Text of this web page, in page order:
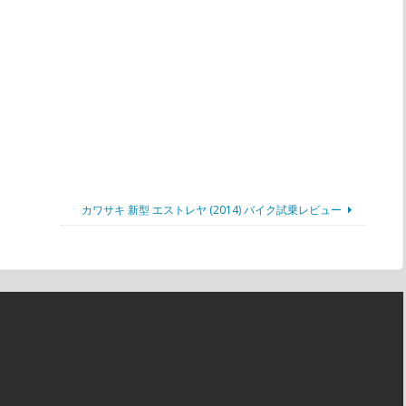
カワサキ 新型 エストレヤ (2014) バイク試乗レビュー